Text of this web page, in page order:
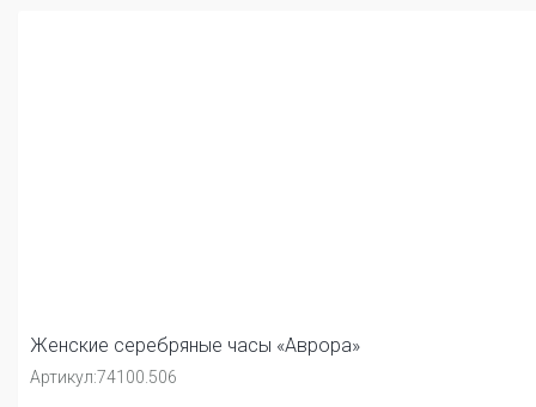
Женские серебряные часы «Аврора»
Артикул:74100.506